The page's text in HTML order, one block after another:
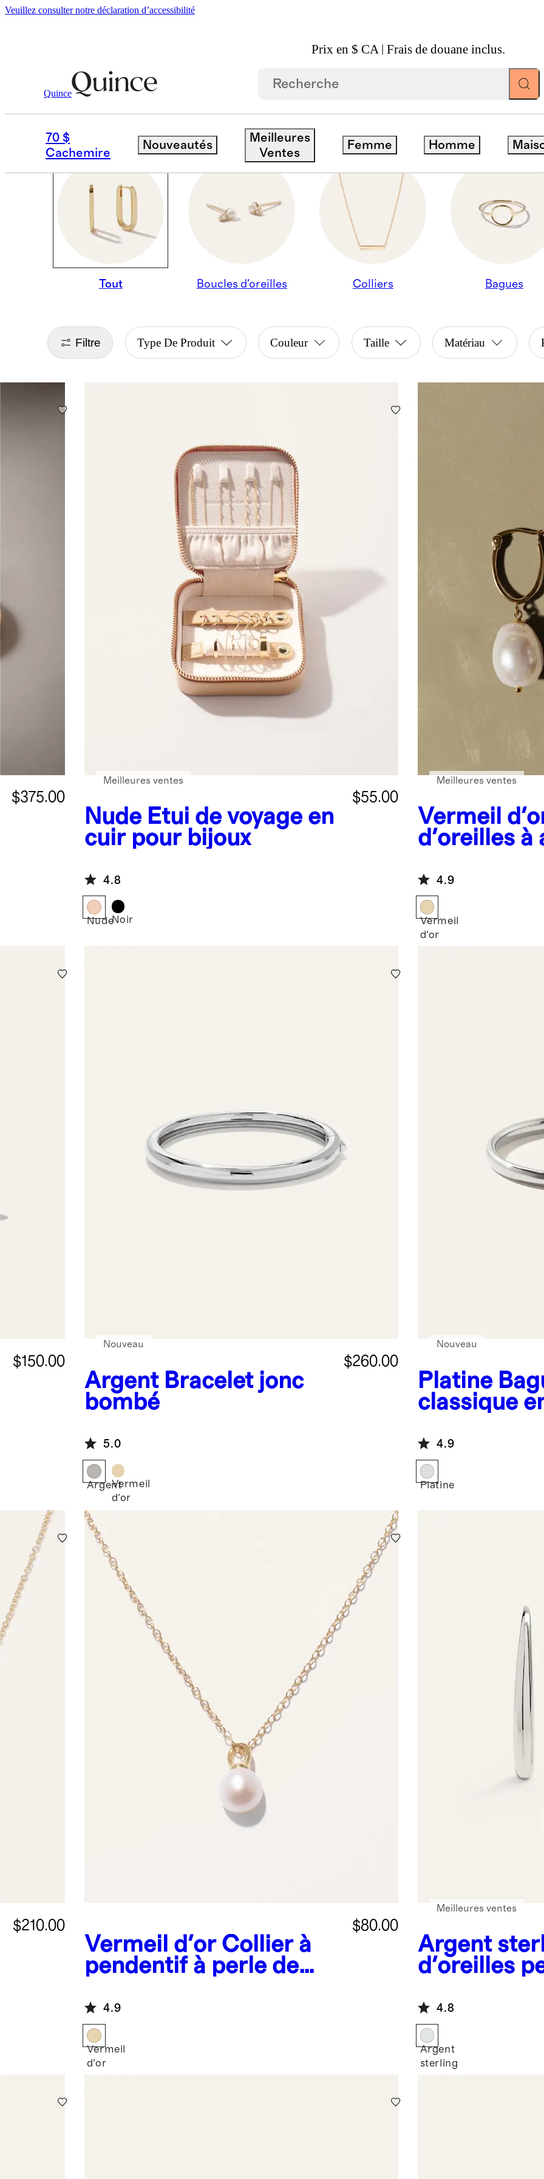
Veuillez consulter notre déclaration d’accessibilité
Prix en $ CA | Frais de douane inclus.
Quince
70 $
Cachemire
Nouveautés
Meilleures
Ventes
Femme Homme
Femmes / Bijoux
BIJOUX HAUT DE GAMME
Tout Boucles d'oreilles Colliers Bagues
Filtre Type De Produit Couleur Taille Matériau
$375.00
Nude Étui de voyage en
cuir pour bijoux
$55.00
Meilleures ventes
4.8
NudeNoir
Vermeil
d'oreilles à
douce
Meilleures ventes
4.9
Vermeil
d'or
$150.00
Argent Bracelet jonc
bombé
$260.00
Nouveau
5.0
ArgentVermeil
d'or
Platine
classique
Nouveau
4.9
Platine
$210.00
Vermeil d'or Collier à
pendentif à perle de
$80.00
4.9
Vermeil
d'or
Argent
d'oreilles
Meilleures ventes
4.8
Argent
sterling